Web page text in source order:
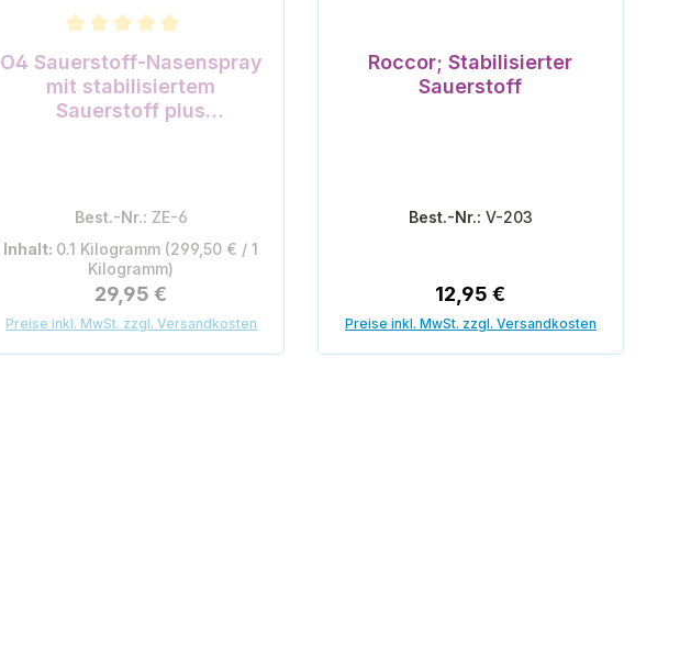
Durchschnittliche Bewertung von 5 von 5 Sternen
O4 Sauerstoff-Nasenspray
mit stabilisiertem
Sauerstoff plus
Best.-Nr.: ZE-6
Inhalt: 0.1 Kilogramm (299,50 € / 1
Kilogramm)
Regulärer Preis:
29,95 €
Preise inkl. MwSt. zzgl. Versandkosten
Roccor; Stabilisierter
Sauerstoff
Best.-Nr.: V-203
Regulärer Preis:
12,95 €
Preise inkl. MwSt. zzgl. Versandkosten